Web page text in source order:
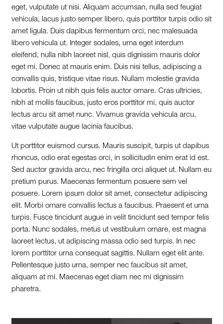
eget, vulputate ut nisi. Aliquam accumsan, nulla sed feugiat
vehicula, lacus justo semper libero, quis porttitor turpis odio sit
amet ligula. Duis dapibus fermentum orci, nec malesuada
libero vehicula ut. Integer sodales, urna eget interdum
eleifend, nulla nibh laoreet nisl, quis dignissim mauris dolor
eget mi. Donec at mauris enim. Duis nisi tellus, adipiscing a
convallis quis, tristique vitae risus. Nullam molestie gravida
lobortis. Proin ut nibh quis felis auctor ornare. Cras ultricies,
nibh at mollis faucibus, justo eros porttitor mi, quis auctor
lectus arcu sit amet nunc. Vivamus gravida vehicula arcu,
vitae vulputate augue lacinia faucibus.
Ut porttitor euismod cursus. Mauris suscipit, turpis ut dapibus
rhoncus, odio erat egestas orci, in sollicitudin enim erat id est.
Sed auctor gravida arcu, nec fringilla orci aliquet ut. Nullam eu
pretium purus. Maecenas fermentum posuere sem vel
posuere. Lorem ipsum dolor sit amet, consectetur adipiscing
elit. Morbi ornare convallis lectus a faucibus. Praesent et urna
turpis. Fusce tincidunt augue in velit tincidunt sed tempor felis
porta. Nunc sodales, metus ut vestibulum ornare, est magna
laoreet lectus, ut adipiscing massa odio sed turpis. In nec
lorem porttitor urna consequat sagittis. Nullam eget elit ante.
Pellentesque justo urna, semper nec faucibus sit amet,
aliquam at mi. Maecenas eget diam nec mi dignissim
pharetra.